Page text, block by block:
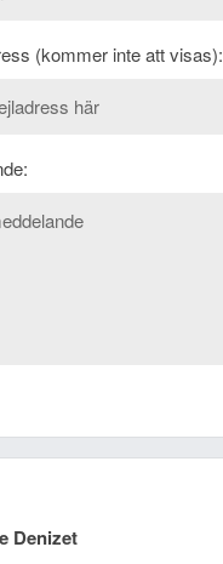
(kommer inte att visas):
Denizet